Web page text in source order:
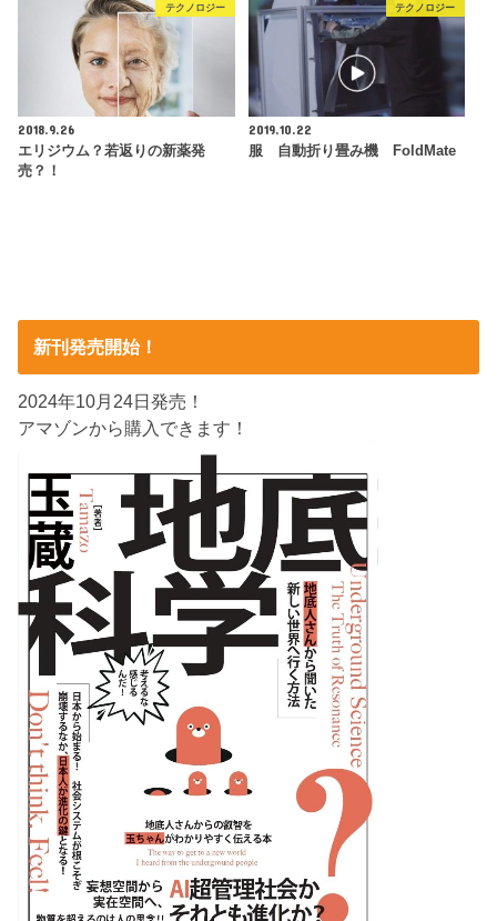
テクノロジー
2018.9.26
エリジウム？若返りの新薬発
売？！
テクノロジー
2019.10.22
服 自動折り畳み機 FoldMate
新刊発売開始！
2024年10月24日発売！
アマゾンから購入できます！